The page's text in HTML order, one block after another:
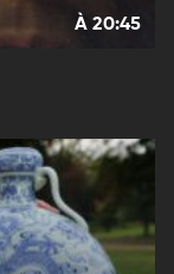
À 20:45